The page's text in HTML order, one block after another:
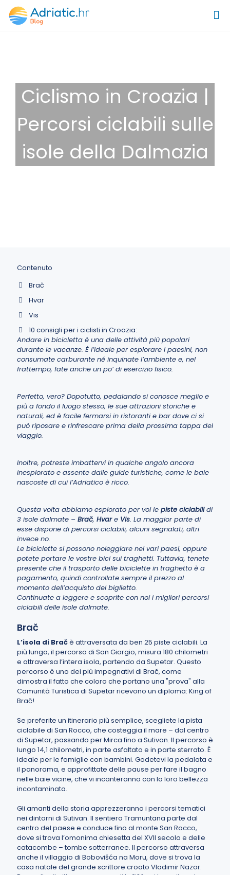
Ciclismo in Croazia |
Percorsi ciclabili sulle
isole della Dalmazia
Contenuto
Brač
Hvar
Vis
10 consigli per i ciclisti in Croazia:
Andare in bicicletta è una delle attività più popolari
durante le vacanze. È l’ideale per esplorare i paesini, non
consumate carburante né inquinate l’ambiente e, nel
frattempo, fate anche un po’ di esercizio fisico.
Perfetto, vero? Dopotutto, pedalando si conosce meglio e
più a fondo il luogo stesso, le sue attrazioni storiche e
naturali, ed è facile fermarsi in ristoranti e bar dove ci si
può riposare e rinfrescare prima della prossima tappa del
viaggio.
Inoltre, potreste imbattervi in qualche angolo ancora
inesplorato e assente dalle guide turistiche, come le baie
nascoste di cui l’Adriatico è ricco.
Questa volta abbiamo esplorato per voi le piste ciclabilidi
3 isole dalmate – Brač, Hvare Vis. La maggior parte di
esse dispone di percorsi ciclabili, alcuni segnalati, altri
invece no.
Le biciclette si possono noleggiare nei vari paesi, oppure
potete portare le vostre bici sui traghetti. Tuttavia, tenete
presente che il trasporto delle biciclette in traghetto è a
pagamento, quindi controllate sempre il prezzo al
momento dell’acquisto del biglietto.
Continuate a leggere e scoprite con noi i migliori percorsi
ciclabili delle isole dalmate.
Brač
L’isola di Bračè attraversata da ben 25 piste ciclabili. La
più lunga, il percorso di San Giorgio, misura 180 chilometri
e attraversa l’intera isola, partendo da Supetar. Questo
percorso è uno dei più impegnativi di Brač, come
dimostra il fatto che coloro che portano una "prova" alla
Comunità Turistica di Supetar ricevono un diploma: King of
Brač!
Se preferite un itinerario più semplice, scegliete la pista
ciclabile di San Rocco, che costeggia il mare – dal centro
di Supetar, passando per Mirca fino a Sutivan. Il percorso è
lungo 14,1 chilometri, in parte asfaltato e in parte sterrato. È
ideale per le famiglie con bambini. Godetevi la pedalata e
il panorama, e approfittate delle pause per fare il bagno
nelle baie vicine, che vi incanteranno con la loro bellezza
incontaminata.
Gli amanti della storia apprezzeranno i percorsi tematici
nei dintorni di Sutivan. Il sentiero Tramuntana parte dal
centro del paese e conduce fino al monte San Rocco,
dove si trova l’omonima chiesetta del XVII secolo e delle
catacombe – tombe sotterranee. Il percorso attraversa
anche il villaggio di Bobovišća na Moru, dove si trova la
casa natale del grande scrittore croato Vladimir Nazor.